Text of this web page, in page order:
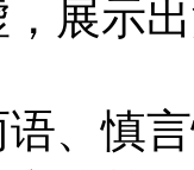
展示
、慎